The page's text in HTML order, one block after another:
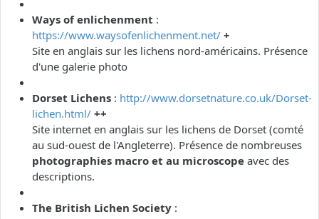
Ways of enlichenment :
https://www.waysofenlichenment.net/ +
Site en anglais sur les lichens nord-américains. Présence
d'une galerie photo
Dorset Lichens : http://www.dorsetnature.co.uk/Dorset-
lichen.html/ ++
Site internet en anglais sur les lichens de Dorset (comté
au sud-ouest de l'Angleterre). Présence de nombreuses
photographies macro et au microscope avec des
descriptions.
The British Lichen Society :